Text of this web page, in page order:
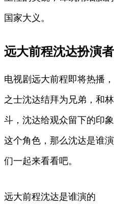
国家大义。
远大前程沈达扮演
电视剧远大前程即将热播
之士沈达结拜为兄弟，和
斗，沈达给观众留下的印
这个角色，那么沈达是谁
们一起来看看吧。
远大前程沈达是谁演的